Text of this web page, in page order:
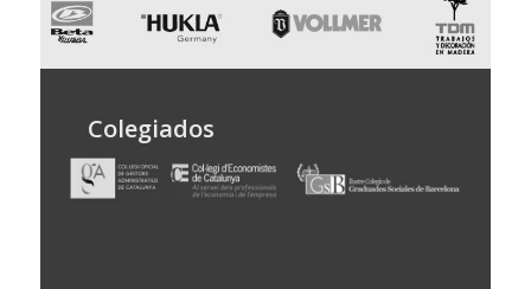
Colegiados